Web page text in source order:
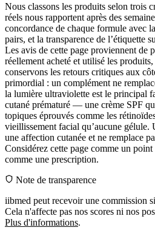
Nous classons les produits selon trois
réels nous rapportent après des
concordance de chaque formule avec
pairs, et la transparence de l’étiquette
Les avis de cette page proviennent de
réellement acheté et utilisé les
conservons les retours critiques aux
primordial : un complément ne
la lumière ultraviolette est le principal
cutané prématuré — une crème SPF
topiques éprouvés comme les
vieillissement facial qu’aucune gélule.
une affection cutanée et ne remplace
Considérez cette page comme un
comme une prescription.
Note de transparence
iibmed peut recevoir une commission
Cela n'affecte pas nos scores ni nos
Plus d'informations.